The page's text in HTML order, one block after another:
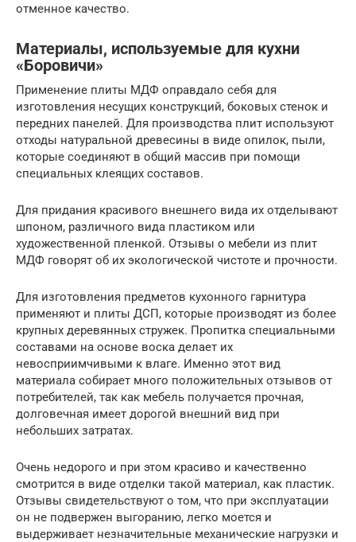
отменное качество.
Материалы, используемые для кухни
«Боровичи»
Применение плиты МДФ оправдало себя для
изготовления несущих конструкций, боковых стенок и
передних панелей. Для производства плит используют
отходы натуральной древесины в виде опилок, пыли,
которые соединяют в общий массив при помощи
специальных клеящих составов.
Для придания красивого внешнего вида их отделывают
шпоном, различного вида пластиком или
художественной пленкой. Отзывы о мебели из плит
МДФ говорят об их экологической чистоте и прочности.
Для изготовления предметов кухонного гарнитура
применяют и плиты ДСП, которые производят из более
крупных деревянных стружек. Пропитка специальными
составами на основе воска делает их
невосприимчивыми к влаге. Именно этот вид
материала собирает много положительных отзывов от
потребителей, так как мебель получается прочная,
долговечная имеет дорогой внешний вид при
небольших затратах.
Очень недорого и при этом красиво и качественно
смотрится в виде отделки такой материал, как пластик.
Отзывы свидетельствуют о том, что при эксплуатации
он не подвержен выгоранию, легко моется и
выдерживает незначительные механические нагрузки и